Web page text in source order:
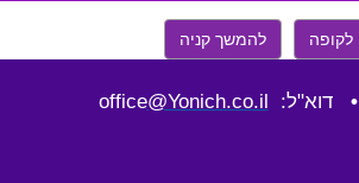
לקופה להמשך קניה
• דוא"ל: office @Yonich.co.il